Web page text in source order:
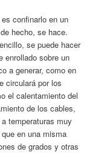
confinarlo en un
hecho, se hace.
se puede hacer
enrollado sobre un
a generar, como en
circulará por los
el calentamiento del
de los cables,
temperaturas muy
en una misma
de grados y otras